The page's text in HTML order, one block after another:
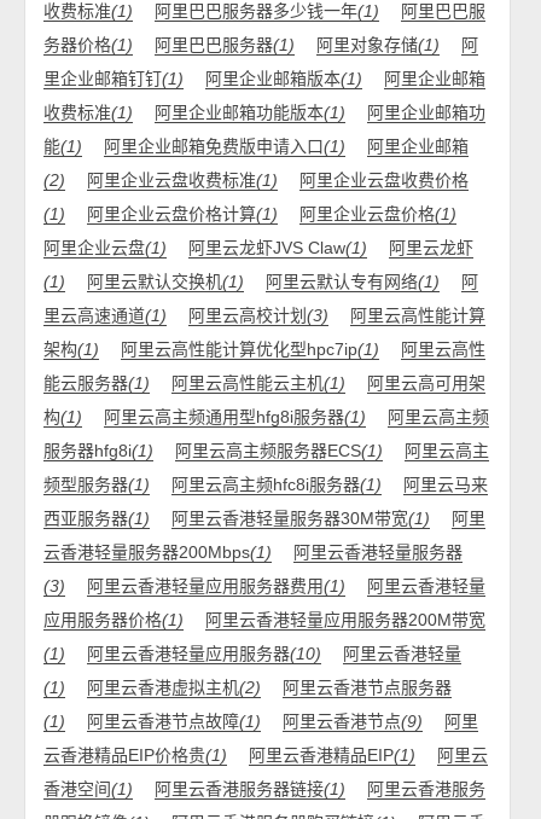
收费标准(1) 阿里巴巴服务器多少钱一年(1)
阿里巴巴服
务器价格(1) 阿里巴巴服务器(1) 阿里对象存储(1)
阿
里企业邮箱钉钉(1) 阿里企业邮箱版本(1)
阿里企业邮箱
收费标准(1) 阿里企业邮箱功能版本(1)
阿里企业邮箱功
能(1) 阿里企业邮箱免费版申请入口(1)
阿里企业邮箱
(2)
阿里企业云盘收费标准(1)
阿里企业云盘收费价格
(1)
阿里企业云盘价格计算(1) 阿里企业云盘价格(1)
阿里企业云盘(1) 阿里云龙虾JVS Claw(1)
阿里云龙虾
(1)
阿里云默认交换机(1) 阿里云默认专有网络(1)
阿
里云高速通道(1) 阿里云高校计划(3)
阿里云高性能计算
架构(1) 阿里云高性能计算优化型hpc7ip(1)
阿里云高性
能云服务器(1) 阿里云高性能云主机(1)
阿里云高可用架
构(1) 阿里云高主频通用型hfg8i服务器(1)
阿里云高主频
服务器hfg8i(1) 阿里云高主频服务器ECS(1)
阿里云高主
频型服务器(1) 阿里云高主频hfc8i服务器(1)
阿里云马来
西亚服务器(1) 阿里云香港轻量服务器30M带宽(1)
阿里
云香港轻量服务器200Mbps(1)
阿里云香港轻量服务器
(3)
阿里云香港轻量应用服务器费用(1)
阿里云香港轻量
应用服务器价格(1)
阿里云香港轻量应用服务器200M带宽
(1)
阿里云香港轻量应用服务器(10)
阿里云香港轻量
(1)
阿里云香港虚拟主机(2)
阿里云香港节点服务器
(1)
阿里云香港节点故障(1) 阿里云香港节点(9)
阿里
云香港精品EIP价格贵(1) 阿里云香港精品EIP(1)
阿里云
香港空间(1) 阿里云香港服务器链接(1)
阿里云香港服务